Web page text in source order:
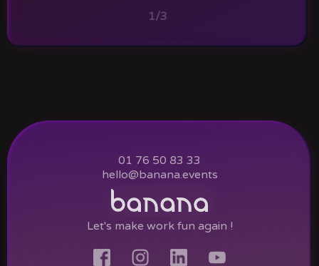
1/3
01 76 50 83 33
hello@banana.events
Let's make work fun again !